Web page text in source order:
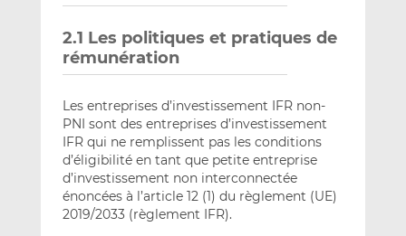
2.1 Les politiques et pratiques de
rémunération
Les entreprises d’investissement IFR non-
PNI sont des entreprises d’investissement
IFR qui ne remplissent pas les conditions
d’éligibilité en tant que petite entreprise
d’investissement non interconnectée
énoncées à l’article 12 (1) du règlement (UE)
2019/2033 (règlement IFR).